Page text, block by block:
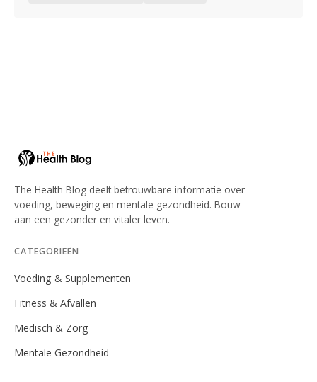
The Health Blog deelt betrouwbare informatie over
voeding, beweging en mentale gezondheid. Bouw
aan een gezonder en vitaler leven.
CATEGORIEËN
Voeding & Supplementen
Fitness & Afvallen
Medisch & Zorg
Mentale Gezondheid